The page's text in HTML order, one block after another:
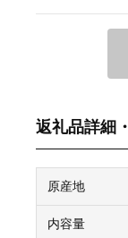
返礼品詳細
原産地
内容量